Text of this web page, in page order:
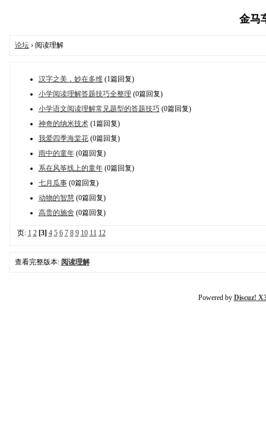
金马
论坛› 阅读理解
汉字之美，妙在多维(1篇回复)
小学阅读理解答题技巧全整理 (0篇回复)
小学语文阅读理解常见题型的答题技巧(0篇回复)
神奇的纳米技术(1篇回复)
我爱四季海棠花(0篇回复)
雨中的童年(0篇回复)
系在风筝线上的童年(0篇回复)
七月瓜事(0篇回复)
动物的智慧(0篇回复)
高贵的施舍 (0篇回复)
页: 1 2 [3] 4 5 6 7 8 9 10 11 12
查看完整版本: 阅读理解
Powered by Discuz!